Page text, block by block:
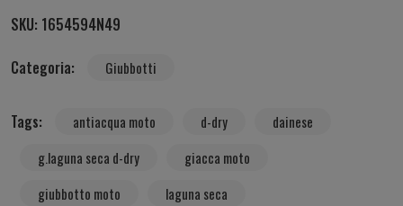
SKU: 1654594N49
Categoria:
Giubbotti
Tags: antiacqua moto d-dry
dainese
g.laguna seca d-dry
giacca moto
giubbotto moto
laguna seca